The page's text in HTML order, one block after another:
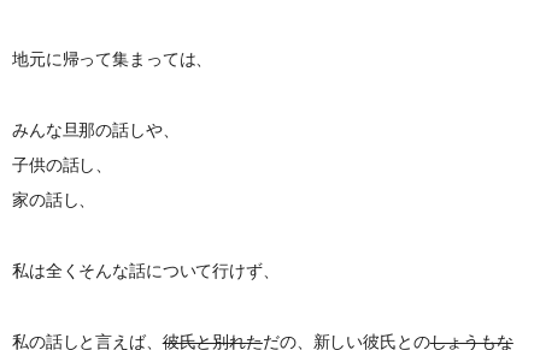
地元に帰って集まっては、
みんな旦那の話しや、
子供の話し、
家の話し、
私は全くそんな話について行けず、
私の話しと言えば、彼氏と別れただの、新しい彼氏とのしょうもな